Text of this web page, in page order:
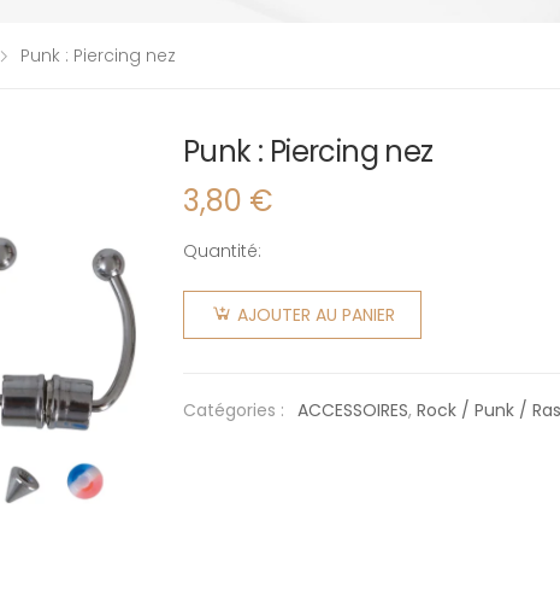
Punk : Piercing nez
Punk : Piercing nez
3,80 €
Quantité:
quantité
de Punk :
Piercing
AJOUTER AU PANIER
Catégories : ACCESSOIRES, Rock / Punk /